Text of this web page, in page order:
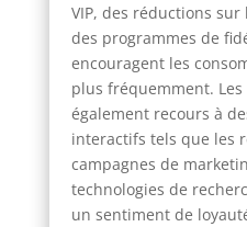
VIP, des réductions
des programmes de
encouragent les
plus fréquemment.
également recours à
interactifs tels que les
campagnes de
technologies de
un sentiment de